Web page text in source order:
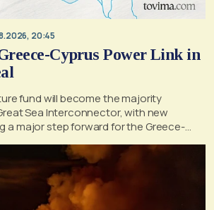
20:45
Cyprus Power Link in
fund will become the majority
Sea Interconnector, with new
a major step forward for the Greece-